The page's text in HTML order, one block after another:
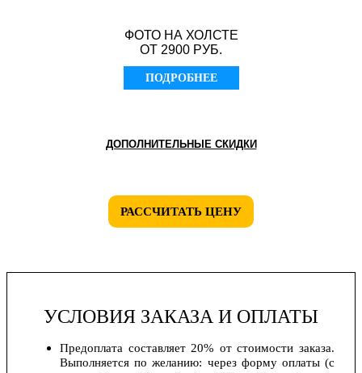
ФОТО НА ХОЛСТЕ
ОТ 2900 РУБ.
ПОДРОБНЕЕ
ДОПОЛНИТЕЛЬНЫЕ СКИДКИ
РАССЧИТАТЬ ЦЕНУ
УСЛОВИЯ ЗАКАЗА И ОПЛАТЫ
Предоплата составляет 20% от стоимости заказа.
Выполняется по желанию: через форму оплаты (с